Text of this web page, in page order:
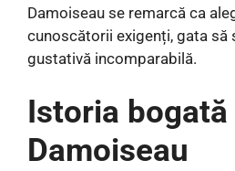
Damoiseau se remarcă ca
cunoscătorii exigenți, gata să
gustativă incomparabilă.
Istoria
Damoiseau